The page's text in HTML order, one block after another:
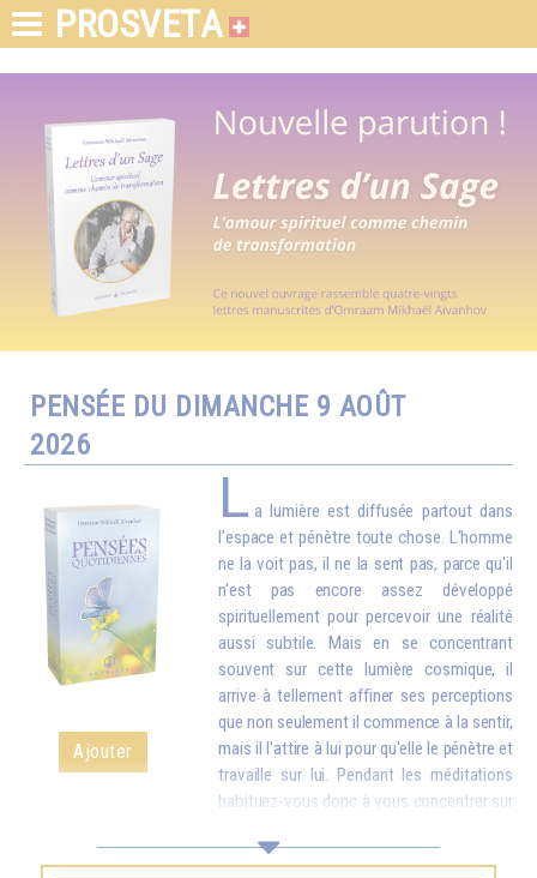
PROSVETA
PENSÉE DU DIMANCHE 9 AOÛT
2026
Ajouter
L a lumière est diffusée partout dans
l'espace et pénètre toute chose. L'homme
ne la voit pas, il ne la sent pas, parce qu'il
n'est pas encore assez développé
spirituellement pour percevoir une réalité
aussi subtile. Mais en se concentrant
souvent sur cette lumière cosmique, il
arrive à tellement affiner ses perceptions
que non seulement il commence à la sentir,
mais il l'attire à lui pour qu'elle le pénètre et
travaille sur lui. Pendant les méditations
habituez-vous donc à vous concentrer sur
remplacera peu à peu toutes les particules usées, maladives de votre